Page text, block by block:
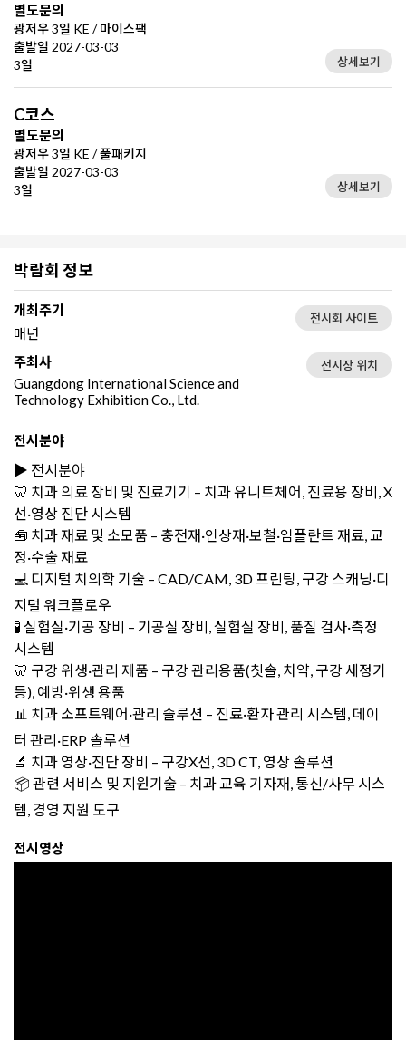
별도문의
광저우 3일 KE / 마이스팩
출발일 2027-03-03
3일
상세보기
C코스
별도문의
광저우 3일 KE / 풀패키지
출발일 2027-03-03
3일
상세보기
박람회 정보
개최주기
매년
전시회 사이트
주최사
Guangdong International Science and
Technology Exhibition Co., Ltd.
전시장 위치
전시분야
▶️ 전시분야
🦷 치과 의료 장비 및 진료기기 – 치과 유니트체어, 진료용 장비, X
선·영상 진단 시스템
🧰 치과 재료 및 소모품 – 충전재·인상재·보철·임플란트 재료, 교
정·수술 재료
💻 디지털 치의학 기술 – CAD/CAM, 3D 프린팅, 구강 스캐닝·디
지털 워크플로우
🧪 실험실·기공 장비 – 기공실 장비, 실험실 장비, 품질 검사·측정
시스템
🦷 구강 위생·관리 제품 – 구강 관리용품(칫솔, 치약, 구강 세정기
등), 예방·위생 용품
📊 치과 소프트웨어·관리 솔루션 – 진료·환자 관리 시스템, 데이
터 관리·ERP 솔루션
🔬 치과 영상·진단 장비 – 구강X선, 3D CT, 영상 솔루션
📦 관련 서비스 및 지원기술 – 치과 교육 기자재, 통신/사무 시스
템, 경영 지원 도구
전시영상